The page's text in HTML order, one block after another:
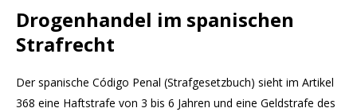
Drogenhandel im spanischen
Strafrecht
Der spanische Código Penal (Strafgesetzbuch) sieht im Artikel
368 eine Haftstrafe von 3 bis 6 Jahren und eine Geldstrafe des